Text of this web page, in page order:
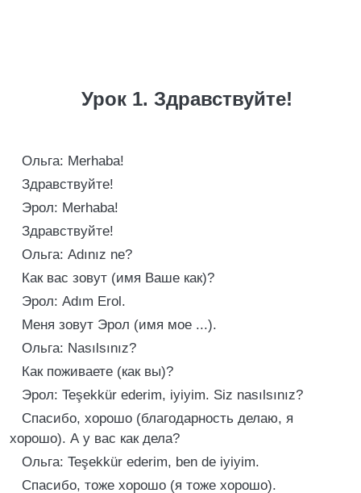
Урок 1. Здравствуйте!
Ольга: Merhaba!
Здравствуйте!
Эрол: Merhaba!
Здравствуйте!
Ольга: Adınız ne?
Как вас зовут (имя Ваше как)?
Эрол: Adım Erol.
Меня зовут Эрол (имя мое ...).
Ольга: Nasılsınız?
Как поживаете (как вы)?
Эрол: Teşekkür ederim, iyiyim. Siz nasılsınız?
Спасибо, хорошо (благодарность делаю, я
хорошо). А у вас как дела?
Ольга: Teşekkür ederim, ben de iyiyim.
Спасибо, тоже хорошо (я тоже хорошо).